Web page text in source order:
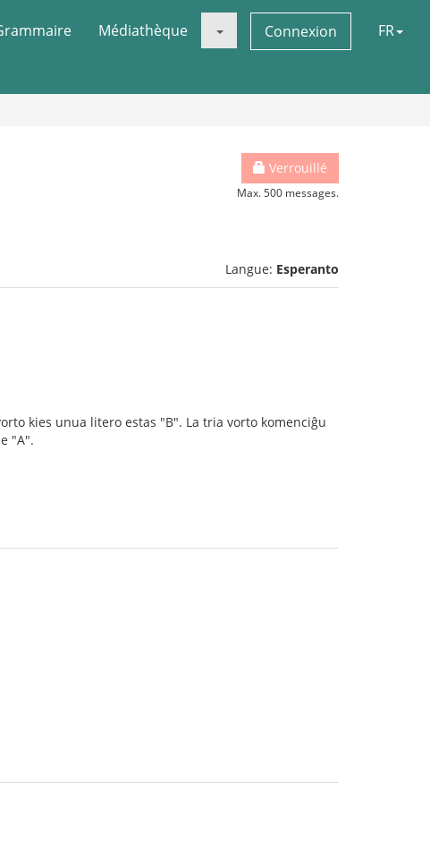
Médiathèque Connexion FR
Verrouillé
Max. 500 messages.
Langue: Esperanto
kies unua litero estas "B". La tria vorto komenciĝu
"A".